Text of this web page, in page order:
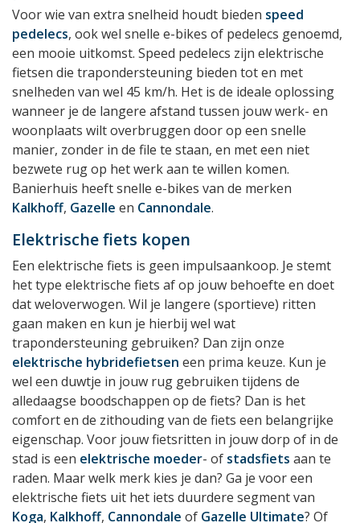
Voor wie van extra snelheid houdt bieden speed
pedelecs, ook wel snelle e-bikes of pedelecs genoemd,
een mooie uitkomst. Speed pedelecs zijn elektrische
fietsen die trapondersteuning bieden tot en met
snelheden van wel 45 km/h. Het is de ideale oplossing
wanneer je de langere afstand tussen jouw werk- en
woonplaats wilt overbruggen door op een snelle
manier, zonder in de file te staan, en met een niet
bezwete rug op het werk aan te willen komen.
Banierhuis heeft snelle e-bikes van de merken
Kalkhoff, Gazelle en Cannondale.
Elektrische fiets kopen
Een elektrische fiets is geen impulsaankoop. Je stemt
het type elektrische fiets af op jouw behoefte en doet
dat weloverwogen. Wil je langere (sportieve) ritten
gaan maken en kun je hierbij wel wat
trapondersteuning gebruiken? Dan zijn onze
elektrische hybridefietsen een prima keuze. Kun je
wel een duwtje in jouw rug gebruiken tijdens de
alledaagse boodschappen op de fiets? Dan is het
comfort en de zithouding van de fiets een belangrijke
eigenschap. Voor jouw fietsritten in jouw dorp of in de
stad is een elektrische moeder- of stadsfiets aan te
raden. Maar welk merk kies je dan? Ga je voor een
elektrische fiets uit het iets duurdere segment van
Koga, Kalkhoff, Cannondale of Gazelle Ultimate? Of